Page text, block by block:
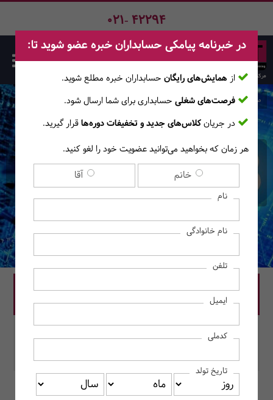
021- 42294
کارگاه آشنایی با Bitcoin و
ارزهای رمزنگاری شده
صفحه اصلی دوره‌ها
قیمت دوره: 1,900,000 ریال
در این دوره رزرو کنید.
محل برگزاری: مرکز آموزش حسابداران خبره
در یک نگاه سرفصل دروس سوالات متداول
در خبرنامه پیامکی حسابداران خبره عضو شوید تا:
از همایش‌های رایگان حسابداران خبره مطلع ‎شوید.
فرصت‌های شغلی حسابداری برای شما ارسال شود.
در جریانکلاس‌های جدید و تخفیفات دوره‌هاقرار گیرید.
هر زمان که بخواهید می‌توانید عضویت خود را لغو کنید.
خانم آقا
نام
نام خانوادگی
تلفن
ایمیل
کدملی
تاریخ تولد